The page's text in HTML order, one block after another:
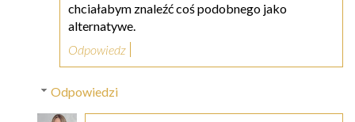
chciałabym znaleźć coś podobnego jako
alternatywe.
Odpowiedz
Odpowiedzi